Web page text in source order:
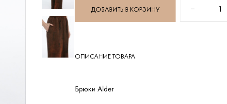
ДОБАВИТЬ В КОРЗИНУ − 1
ОПИСАНИЕ ТОВАРА
Брюки Alder